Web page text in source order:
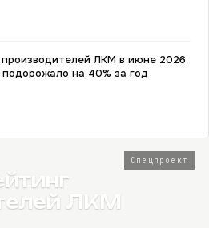
ЛКМ в июне 2026
подорожало на 40% за год
Спецпроект
ЛКМ